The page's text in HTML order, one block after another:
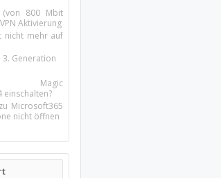
(von 800 Mbit
Aktivierung
nicht mehr auf
Generation
Magic
einschalten?
Microsoft365
nicht öffnen